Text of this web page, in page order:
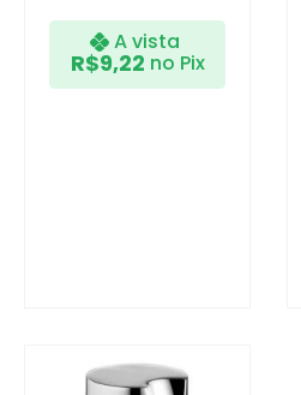
A vista
R$9,22 no Pix